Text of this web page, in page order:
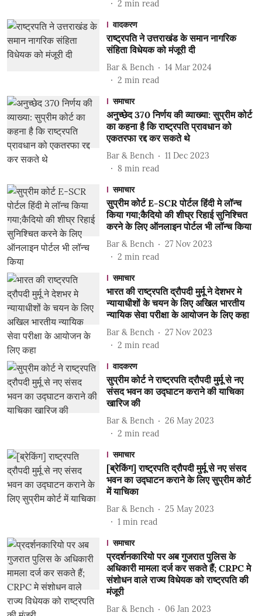
2 min read
वादकरण
राष्ट्रपति ने उत्तराखंड के समान नागरिक
संहिता विधेयक को मंजूरी दी
Bar & Bench
14 Mar 2024
2 min read
समाचार
अनुच्छेद 370 निर्णय की व्याख्या: सुप्रीम कोर्ट
का कहना है कि राष्ट्रपति प्रावधान को
एकतरफा रद्द कर सकते थे
Bar & Bench
11 Dec 2023
8 min read
समाचार
सुप्रीम कोर्ट E-SCR पोर्टल हिंदी मे लॉन्च
किया गया;कैदियो की शीघ्र रिहाई सुनिश्चित
करने के लिए ऑनलाइन पोर्टल भी लॉन्च किया
Bar & Bench
27 Nov 2023
2 min read
समाचार
भारत की राष्ट्रपति द्रौपदी मुर्मू ने देशभर मे
न्यायाधीशों के चयन के लिए अखिल भारतीय
न्यायिक सेवा परीक्षा के आयोजन के लिए कहा
Bar & Bench
27 Nov 2023
2 min read
वादकरण
सुप्रीम कोर्ट ने राष्ट्रपति द्रौपदी मुर्मू से नए
संसद भवन का उद्घाटन कराने की याचिका
खारिज की
Bar & Bench
26 May 2023
2 min read
समाचार
[ब्रेकिंग] राष्ट्रपति द्रौपदी मुर्मू से नए संसद
भवन का उद्घाटन कराने के लिए सुप्रीम कोर्ट
में याचिका
Bar & Bench
25 May 2023
1 min read
समाचार
प्रदर्शनकारियो पर अब गुजरात पुलिस के
अधिकारी मामला दर्ज कर सकते हैं; CRPC मे
संशोधन वाले राज्य विधेयक को राष्ट्रपति की
मंजूरी
Bar & Bench
06 Jan 2023